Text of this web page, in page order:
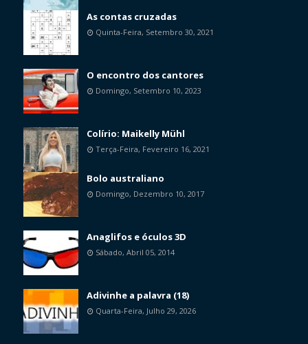
As contas cruzadas
Quinta-Feira, Setembro 30, 2021
O encontro dos cantores
Domingo, Setembro 10, 2023
Colírio: Maikelly Mühl
Terça-Feira, Fevereiro 16, 2021
Bolo australiano
Domingo, Dezembro 10, 2017
Anaglifos e óculos 3D
Sábado, Abril 05, 2014
Adivinhe a palavra (18)
Quarta-Feira, Julho 29, 2026